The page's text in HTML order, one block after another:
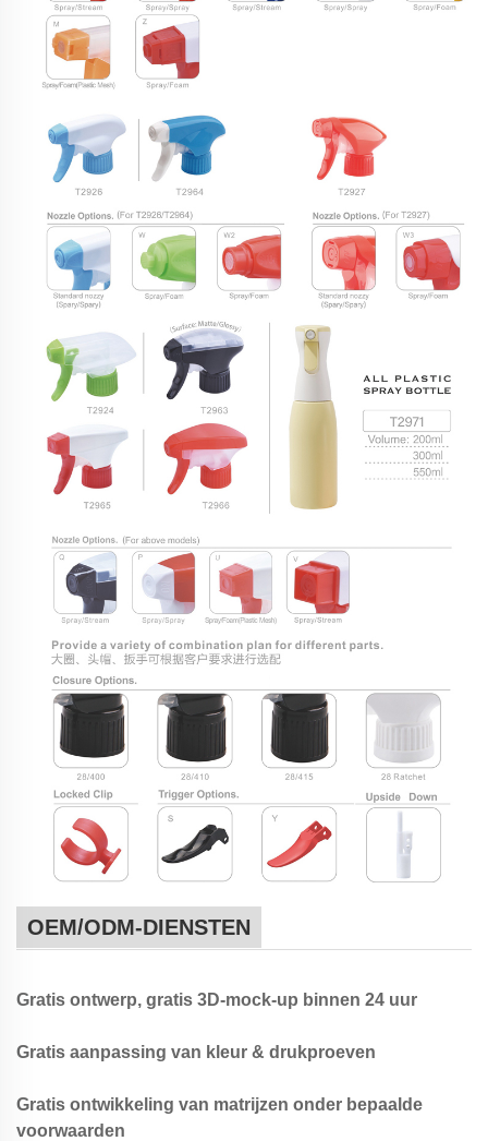
OEM/ODM-DIENSTEN
Gratis ontwerp, gratis 3D-mock-up binnen 24 uur
Gratis aanpassing van kleur & drukproeven
Gratis ontwikkeling van matrijzen onder bepaalde
voorwaarden